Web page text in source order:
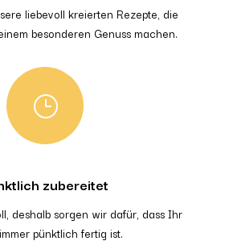
liebevoll kreierten Rezepte, die
besonderen Genuss machen.
}
zubereitet
deshalb sorgen wir dafür, dass Ihr
pünktlich fertig ist.